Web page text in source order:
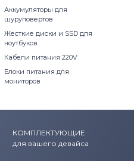
Аккумуляторы для
шуруповертов
Жесткие диски и SSD для
ноутбуков
Кабели питания 220V
Блоки питания для
мониторов
КОМПЛЕКТУЮЩИЕ
для вашего девайса